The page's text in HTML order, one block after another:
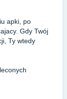
apki, po
Gdy Twój
Ty wtedy